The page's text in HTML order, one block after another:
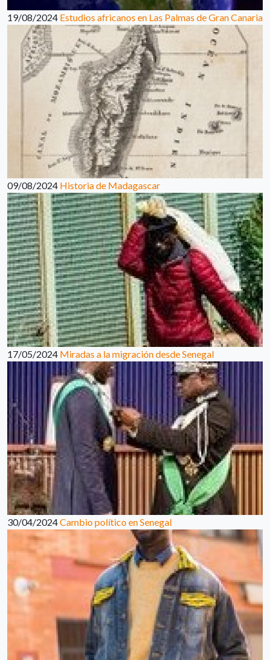
19/08/2024 Estudios africanos en Las Palmas de Gran Canaria
09/08/2024 Historia de Madagascar
17/05/2024 Miradas a la migración desde Senegal
30/04/2024Cambio político en Senegal